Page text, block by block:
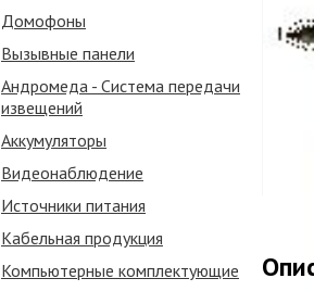
Домофоны
Вызывные панели
Андромеда - Система передачи
извещений
Аккумуляторы
Видеонаблюдение
Источники питания
Кабельная продукция
Компьютерные комплектующие